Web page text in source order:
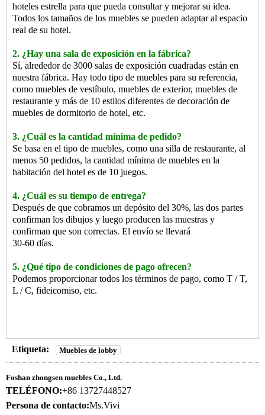
hoteles estrella para que pueda consultar y mejorar su idea.
Todos los tamaños de los muebles se pueden adaptar al espacio
real de su hotel.
2. ¿Hay una sala de exposición en la fábrica?
Sí, alrededor de 3000 salas de exposición cuadradas están en
nuestra fábrica. Hay todo tipo de muebles para su referencia,
como muebles de vestíbulo, muebles de exterior, muebles de
restaurante y más de 10 estilos diferentes de decoración de
muebles de dormitorio de hotel, etc.
3. ¿Cuál es la cantidad mínima de pedido?
Se basa en el tipo de muebles, como una silla de restaurante, al
menos 50 pedidos, la cantidad mínima de muebles en la
habitación del hotel es de 10 juegos.
4. ¿Cuál es su tiempo de entrega?
Después de que cobramos un depósito del 30%, las dos partes
confirman los dibujos y luego producen las muestras y
confirman que son correctas. El envío se llevará
30-60 días.
5. ¿Qué tipo de condiciones de pago ofrecen?
Podemos proporcionar todos los términos de pago, como T / T,
L / C, fideicomiso, etc.
Etiqueta: Muebles de lobby
Foshan zhongsen muebles Co., Ltd.
TELÉFONO:+86 13727448527
Persona de contacto:Ms.Vivi